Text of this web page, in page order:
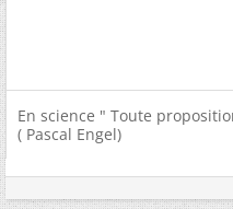
En science " Toute
( Pascal Engel)